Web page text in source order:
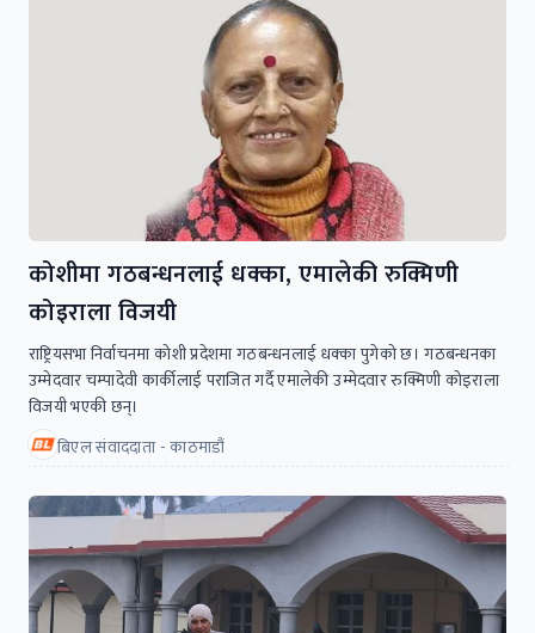
कोशीमा गठबन्धनलाई धक्का, एमालेकी रुक्मिणी
कोइराला विजयी
राष्ट्रियसभा निर्वाचनमा कोशी प्रदेशमा गठबन्धनलाई धक्का पुगेको छ। गठबन्धनका
उम्मेदवार चम्पादेवी कार्कीलाई पराजित गर्दै एमालेकी उम्मेदवार रुक्मिणी कोइराला
विजयी भएकी छन्।
बिएल संवाददाता - काठमाडौं